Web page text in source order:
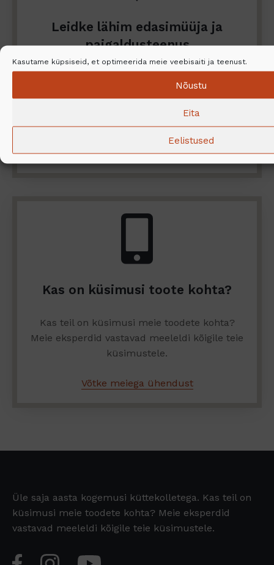
Kasutame küpsiseid, et optimeerida meie veebisaiti ja teenust.
Nõustu
Eita
Eelistused
Leidke lähim edasimüüja ja
paigaldusteenus
lähemalt? Kas vajate abi paigaldamisel? Siit
võite leida lähima edasimüüja ja ettevõtte
Leidke lähim edasimüüja ja paigaldusteenus
Kas on küsimusi toote kohta?
Kas teil on küsimusi meie toodete kohta?
Meie eksperdid vastavad meeleldi kõigile teie
küsimustele.
Võtke meiega ühendust
Üle saja aasta kogemusi küttekolletega. Kas teil on
küsimusi meie toodete kohta? Meie eksperdid
vastavad meeleldi kõigile teie küsimustele.